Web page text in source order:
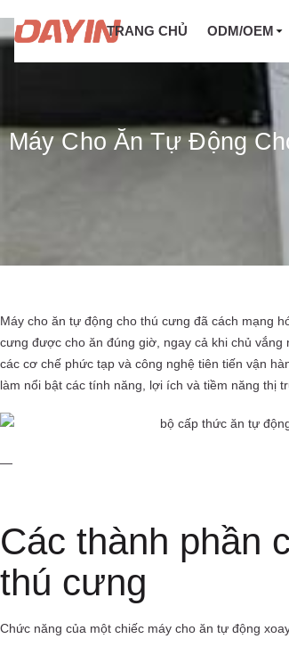
TRANG CHỦ ODM/OEM
Máy Cho Ăn Tự Động
Máy cho ăn tự động cho thú cưng đã cách mạng
cưng được cho ăn đúng giờ, ngay cả khi chủ
các cơ chế phức tạp và công nghệ tiên tiến vận
làm nổi bật các tính năng, lợi ích và tiềm năng thị
—
Các thành phần
thú cưng
Chức năng của một chiếc máy cho ăn tự động